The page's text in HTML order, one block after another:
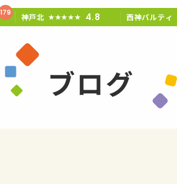
179 神戸北 ★★★★★ 4.8 西神パルティ
ブログ